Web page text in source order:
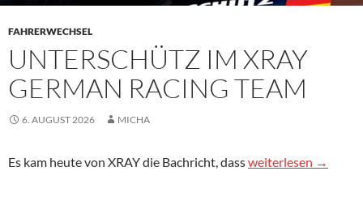
FAHRERWECHSEL
UNTERSCHÜTZ IM XRAY
GERMAN RACING TEAM
6. AUGUST 2026 MICHA
Es kam heute von XRAY die Bachricht, dassUnterschütz im
weiterlesen →